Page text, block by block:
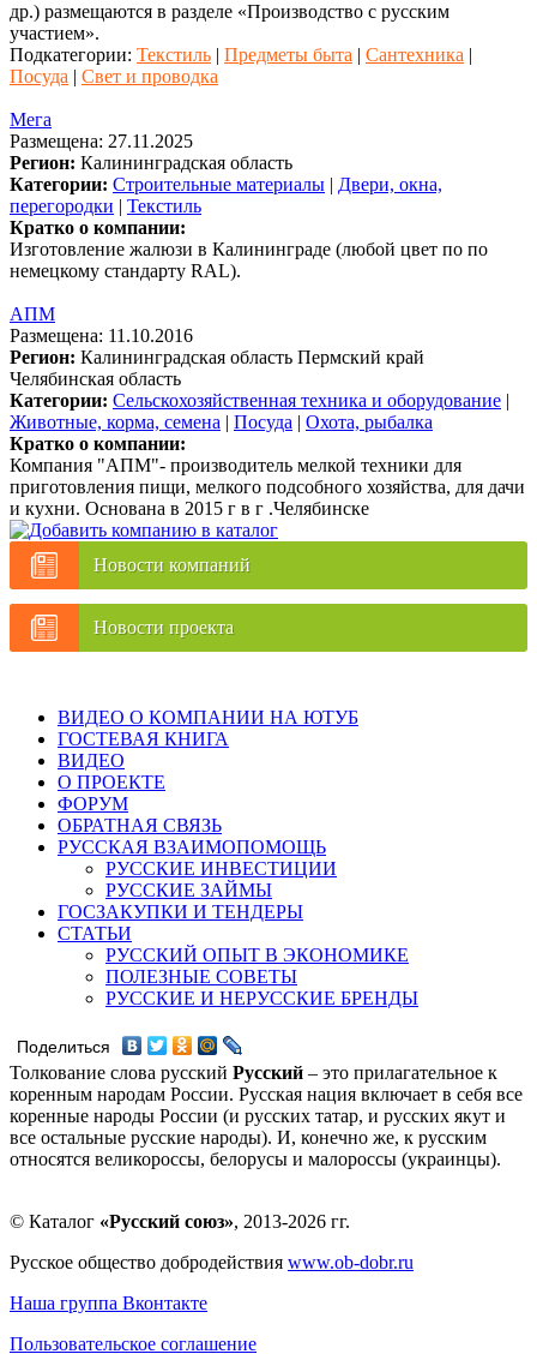
др.) размещаются в разделе «Производство с русским
участием».
Подкатегории: Текстиль | Предметы быта | Сантехника |
Посуда | Свет и проводка
Мега
Размещена: 27.11.2025
Регион: Калининградская область
Категории: Строительные материалы | Двери, окна,
перегородки | Текстиль
Кратко о компании:
Изготовление жалюзи в Калининграде (любой цвет по по
немецкому стандарту RAL).
АПМ
Размещена: 11.10.2016
Регион: Калининградская область Пермский край
Челябинская область
Категории: Сельскохозяйственная техника и оборудование |
Животные, корма, семена | Посуда | Охота, рыбалка
Кратко о компании:
Компания "АПМ"- производитель мелкой техники для
приготовления пищи, мелкого подсобного хозяйства, для дачи
и кухни. Основана в 2015 г в г .Челябинске
Новости компаний
Новости проекта
ВИДЕО О КОМПАНИИ НА ЮТУБ
ГОСТЕВАЯ КНИГА
ВИДЕО
О ПРОЕКТЕ
ФОРУМ
ОБРАТНАЯ СВЯЗЬ
РУССКАЯ ВЗАИМОПОМОЩЬ
РУССКИЕ ИНВЕСТИЦИИ
РУССКИЕ ЗАЙМЫ
ГОСЗАКУПКИ И ТЕНДЕРЫ
СТАТЬИ
РУССКИЙ ОПЫТ В ЭКОНОМИКЕ
ПОЛЕЗНЫЕ СОВЕТЫ
РУССКИЕ И НЕРУССКИЕ БРЕНДЫ
Поделиться
Толкование слова русский Русский – это прилагательное к
коренным народам России. Русская нация включает в себя все
коренные народы России (и русских татар, и русских якут и
все остальные русские народы). И, конечно же, к русским
относятся великороссы, белорусы и малороссы (украинцы).
© Каталог «Русский союз», 2013-2026 гг.
Русское общество добродействия www.ob-dobr.ru
Наша группа Вконтакте
Пользовательское соглашение